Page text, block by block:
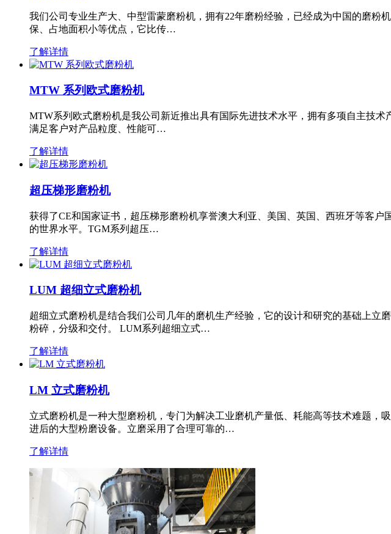
我们公司专业生产大、中型雷蒙磨粉机，拥有22年磨粉经验，已经成为中国的磨
保、占地面积小等优点，它比传…
了解详情
MTW 系列欧式磨粉机
MTW系列欧式磨粉机是我公司新近推出具有国际先进技术水平，拥有多项自主技
满足客户对产品粒度、性能可…
了解详情
超压梯形磨粉机
获得了CE和国家证书，超压梯形磨粉机享誉澳大利亚、美国、英国、西班牙等客
的世界水平。TGM系列超压…
了解详情
LUM 超细立式磨粉机
超细立式磨粉机是结合我们公司几年的磨机生产经验，它的设计和研究的基础上
粉碎，分级和交付。 LUM系列超细立式…
了解详情
LM 立式磨粉机
立式磨粉机是一种大型磨粉机，专门为解决工业磨机产量低、耗能高等技术难题
进后的大型粉磨设备。立磨采用了合理可靠的…
了解详情